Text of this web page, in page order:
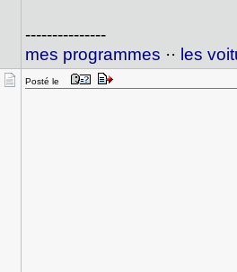
---------------
mes programmes ·· les
Posté le